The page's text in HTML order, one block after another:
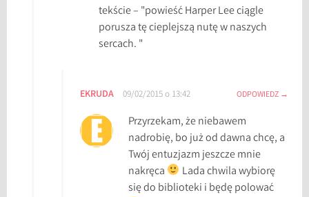
tekście – "powieść Harper Lee ciągle
porusza tę cieplejszą nutę w naszych
sercach. "
EKRUDA 09/02/2015 o 13:42 ODPOWIEDZ
Przyrzekam, że niebawem
nadrobię, bo już od dawna chcę, a
Twój entuzjazm jeszcze mnie
nakręca
Lada chwila wybiorę
się do biblioteki i będę polować